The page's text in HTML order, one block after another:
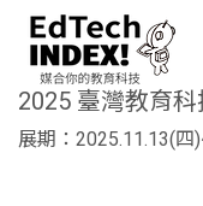
2025 臺灣教育科
展期：2025.11.13(